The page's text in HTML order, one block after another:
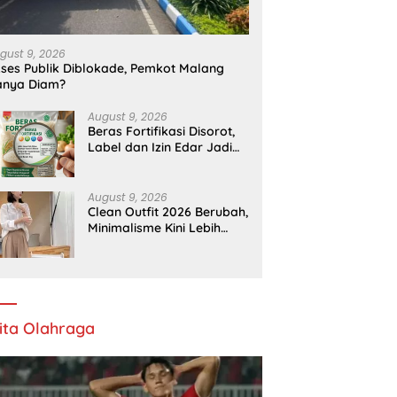
9, 2026
Publik Diblokade, Pemkot Malang
Diam?
August 9, 2026
Beras Fortifikasi Disorot,
Label dan Izin Edar Jadi
August 9, 2026
Clean Outfit 2026 Berubah,
Minimalisme Kini Lebih
Olahraga